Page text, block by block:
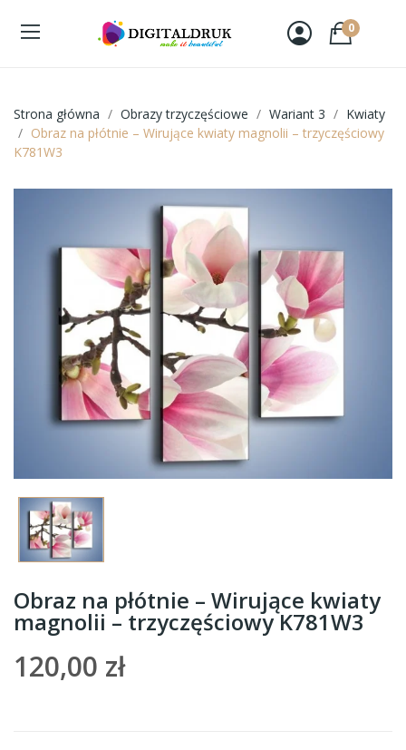
0
Strona główna Obrazy trzyczęściowe Wariant 3
Kwiaty
Obraz na płótnie – Wirujące kwiaty magnolii – trzyczęściowy
K781W3
Obraz na płótnie – Wirujące kwiaty
magnolii – trzyczęściowy K781W3
120,00 zł